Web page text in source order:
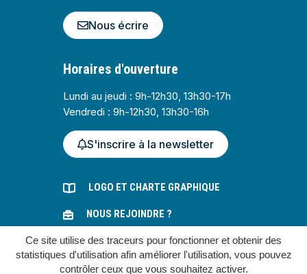
Ce site utilise des traceurs pour fonctionner et obtenir des
statistiques d'utilisation afin améliorer l'utilisation, vous pouvez
contrôler ceux que vous souhaitez activer.
Nous écrire
Horaires d'ouverture
Lundi au jeudi : 9h-12h30, 13h30-17h
Vendredi : 9h-12h30, 13h30-16h
S'inscrire à la newsletter
LOGO ET CHARTE GRAPHIQUE
NOUS REJOINDRE ?
MARCHÉS PUBLICS